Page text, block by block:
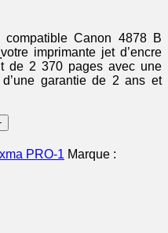
compatible Canon 4878 B
imprimante jet d’encre
de 2 370 pages avec une
garantie de 2 ans et
PRO-1 Marque :